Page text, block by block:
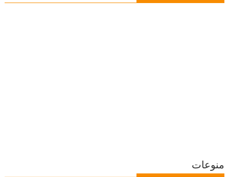
منوعات